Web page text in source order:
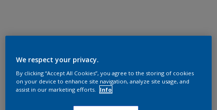
We respect your privacy.
By clicking “Accept All Cookies”, you agree to the storing of cookies
on your device to enhance site navigation, analyze site usage, and
assist in our marketing efforts.
Info